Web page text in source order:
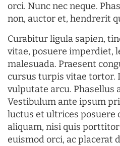
orci. Nunc nec neque.
non, auctor et, hendrerit
Curabitur ligula sapien,
vitae, posuere imperdiet,
malesuada. Praesent
cursus turpis vitae tortor.
vulputate arcu. Phasellus
Vestibulum ante ipsum
luctus et ultrices posuere
aliquam, nisi quis
euismod orci, ac placerat